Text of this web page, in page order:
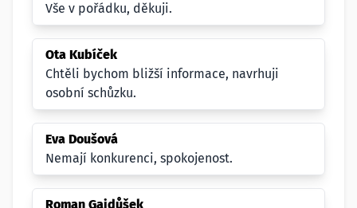
Vše v pořádku, děkuji.
Ota Kubíček
Chtěli bychom bližší informace, navrhuji
osobní schůzku.
Eva Doušová
Nemají konkurenci, spokojenost.
Roman Gajdůšek